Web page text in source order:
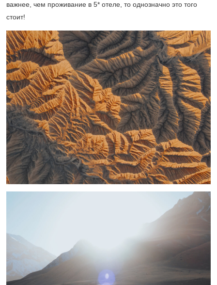
важнее, чем проживание в 5* отеле, то однозначно это того
стоит!